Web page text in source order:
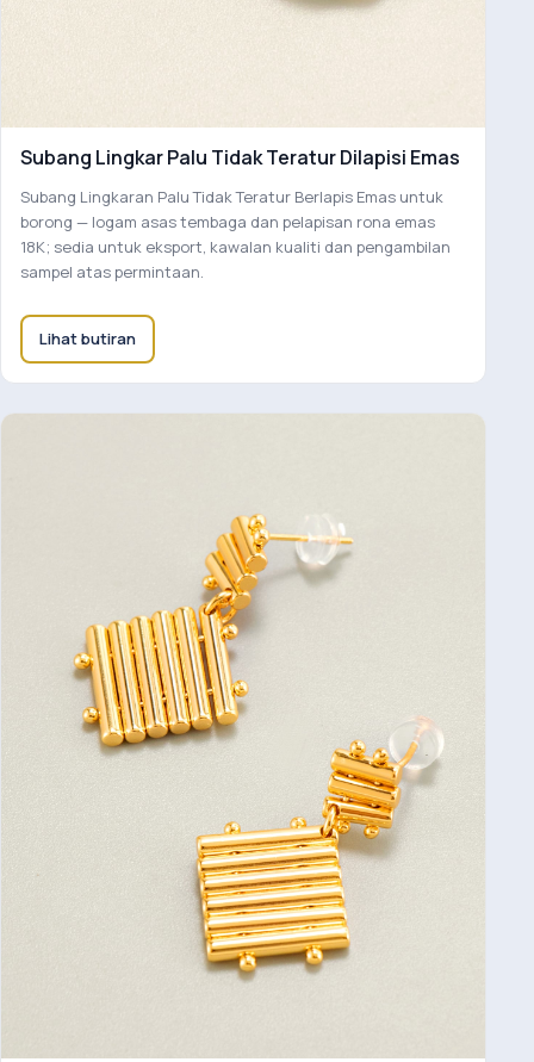
Subang Lingkar Palu Tidak Teratur Dilapisi Emas
Subang Lingkaran Palu Tidak Teratur Berlapis Emas untuk
borong — logam asas tembaga dan pelapisan rona emas
18K; sedia untuk eksport, kawalan kualiti dan pengambilan
sampel atas permintaan.
Lihat butiran